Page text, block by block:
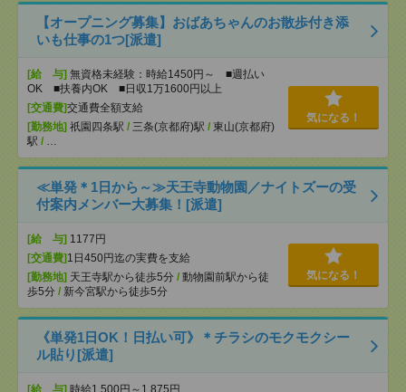
【オープニング募集】おばあちゃんのお散歩付き添
いも仕事の1つ[派遣]
[給 与] 無資格未経験：時給1450円～ ■週払い
OK ■扶養内OK ■日収1万1600円以上
[交通費]交通費全額支給
[勤務地] 祇園四条駅 / 三条(京都府)駅 / 東山(京都府)
駅 / …
気になる！
≪単発＊1日から～≫天王寺動物園／ナイトズーの受
付案内メンバー大募集！[派遣]
[給 与] 1177円
[交通費] 1日450円迄の実費を支給
[勤務地] 天王寺駅から徒歩5分 / 動物園前駅から徒
歩5分 / 新今宮駅から徒歩5分
気になる！
《単発1日OK！日払い可》＊チラシのモクモクシー
ル貼り[派遣]
[給 与] 時給1,500円～1,875円